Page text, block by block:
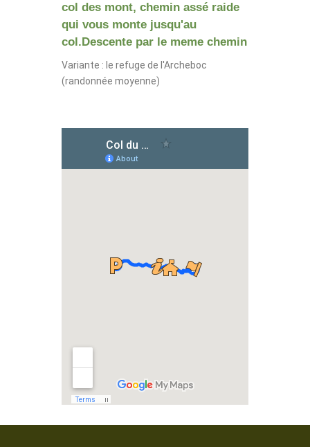
col des mont, chemin assé raide
qui vous monte jusqu'au
col.Descente par le meme chemin
Variante : le refuge de l'Archeboc
(randonnée moyenne)